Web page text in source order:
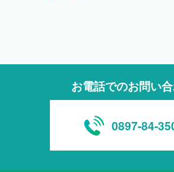
お電話でのお問い
0897-84-